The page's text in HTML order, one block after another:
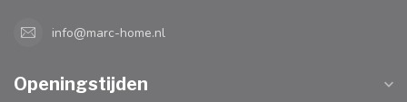
info@marc-home.nl
Openingstijden